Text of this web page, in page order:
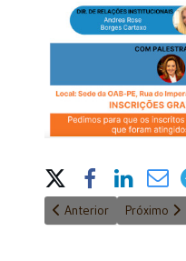
Share on
Artigo anterior:
Anterior Próximo
Próximo